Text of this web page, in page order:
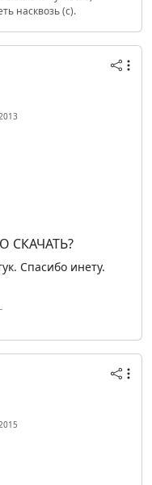
насквозь (с).
СКАЧАТЬ?
Спасибо инету.